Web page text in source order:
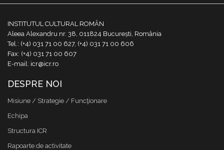
INSTITUTUL CULTURAL ROMÂN
Aleea Alexandru nr. 38, 011824 București, România
Tel.: (+4) 031 71 00 627, (+4) 031 71 00 606
Fax: (+4) 031 71 00 607
E-mail: icr@icr.ro
DESPRE NOI
Misiune / Strategie / Funcţionare
Echipa
Structura ICR
Rapoarte de activitate